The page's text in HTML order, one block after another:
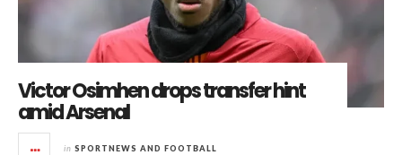
Victor Osimhen drops transfer hint
amid Arsenal
in SPORTNEWS AND FOOTBALL